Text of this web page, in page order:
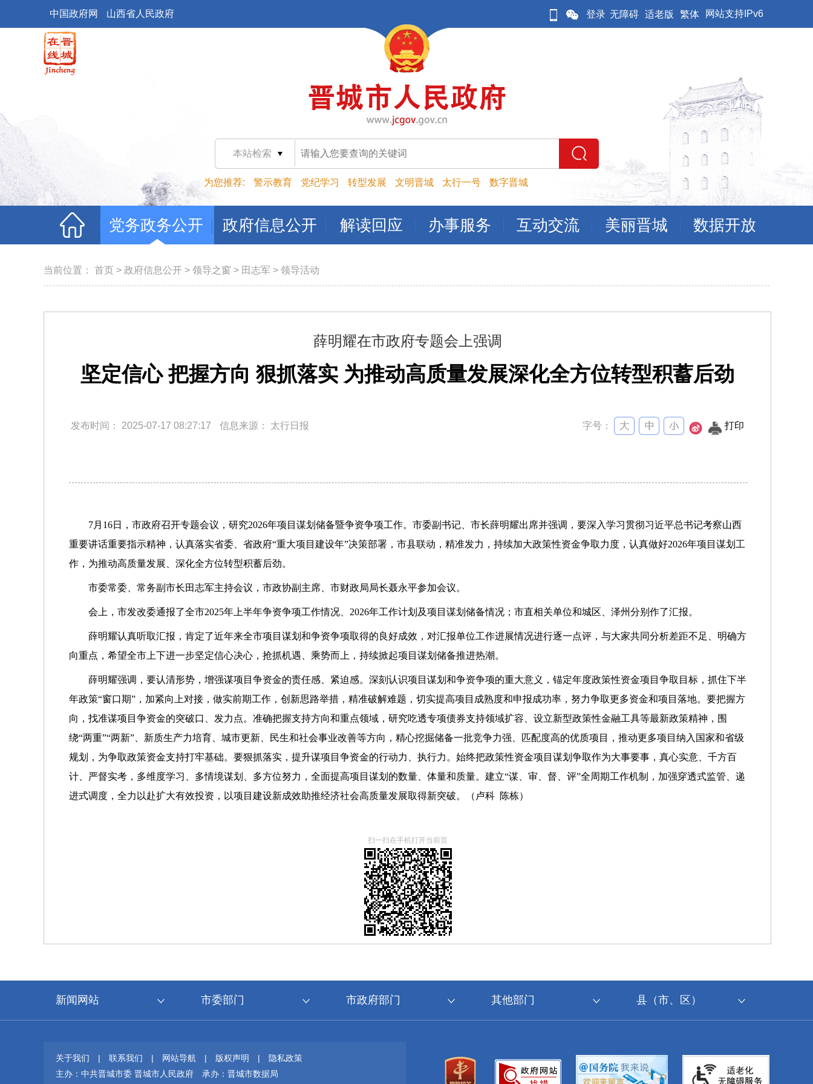
中国政府网 山西省人民政府 登录 无障碍 适老版 繁体 网站支持IPv6
本站检索
为您推荐: 警示教育 党纪学习 转型发展 文明晋城 太行一号 数字晋城
党务政务公开 政府信息公开 解读回应 办事服务 互动交流 美丽晋城 数据开放
当前位置： 首页 > 政府信息公开 > 领导之窗 > 田志军 > 领导活动
薛明耀在市政府专题会上强调
坚定信心 把握方向 狠抓落实 ​为推动高质量发展深化全方位转型积蓄后劲
发布时间： 2025-07-17 08:27:17 信息来源： 太行日报 字号： 打印
7月16日，市政府召开专题会议，研究2026年项目谋划储备暨争资争项工作。市委副书记、市长薛明耀出席并强调，要深入学习贯彻习近平总书记考察山西
重要讲话重要指示精神，认真落实省委、省政府“重大项目建设年”决策部署，市县联动，精准发力，持续加大政策性资金争取力度，认真做好2026年项目谋划工
作，为推动高质量发展、深化全方位转型积蓄后劲。
市委常委、常务副市长田志军主持会议，市政协副主席、市财政局局长聂永平参加会议。
会上，市发改委通报了全市2025年上半年争资争项工作情况、2026年工作计划及项目谋划储备情况；市直相关单位和城区、泽州分别作了汇报。
薛明耀认真听取汇报，肯定了近年来全市项目谋划和争资争项取得的良好成效，对汇报单位工作进展情况进行逐一点评，与大家共同分析差距不足、明确方
向重点，希望全市上下进一步坚定信心决心，抢抓机遇、乘势而上，持续掀起项目谋划储备推进热潮。
薛明耀强调，要认清形势，增强谋项目争资金的责任感、紧迫感。深刻认识项目谋划和争资争项的重大意义，锚定年度政策性资金项目争取目标，抓住下半
年政策“窗口期”，加紧向上对接，做实前期工作，创新思路举措，精准破解难题，切实提高项目成熟度和申报成功率，努力争取更多资金和项目落地。要把握方
向，找准谋项目争资金的突破口、发力点。准确把握支持方向和重点领域，研究吃透专项债券支持领域扩容、设立新型政策性金融工具等最新政策精神，围
绕“两重”“两新”、新质生产力培育、城市更新、民生和社会事业改善等方向，精心挖掘储备一批竞争力强、匹配度高的优质项目，推动更多项目纳入国家和省级
规划，为争取政策资金支持打牢基础。要狠抓落实，提升谋项目争资金的行动力、执行力。始终把政策性资金项目谋划争取作为大事要事，真心实意、千方百
计、严督实考，多维度学习、多情境谋划、多方位努力，全面提高项目谋划的数量、体量和质量。建立“谋、审、督、评”全周期工作机制，加强穿透式监管、递
进式调度，全力以赴扩大有效投资，以项目建设新成效助推经济社会高质量发展取得新突破。（卢科 陈栋）
扫一扫在手机打开当前页
新闻网站 市委部门 市政府部门 其他部门 县（市、区）
关于我们 | 联系我们 | 网站导航 | 版权声明 |
隐私政策
主办：中共晋城市委 晋城市人民政府
承办：晋城市数据局